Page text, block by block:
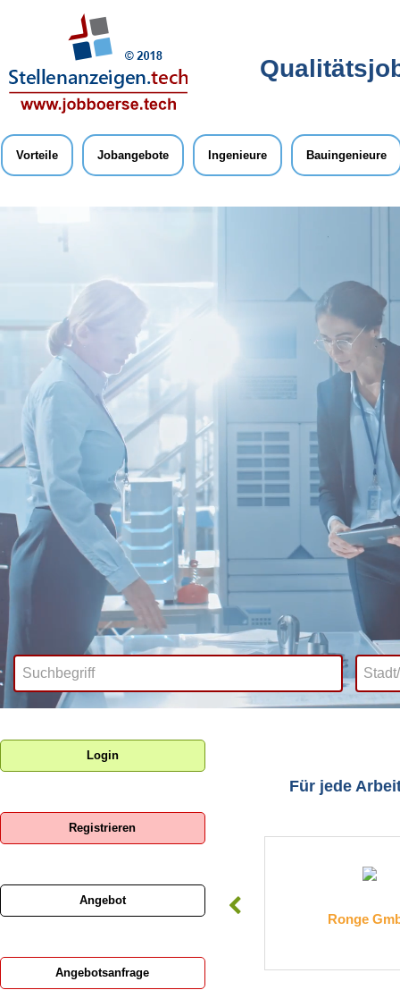
Vorteile Jobangebote Ingenieure Bauingenieure
Für jede
Brauburger
Login
Registrieren
Angebot
Angebotsanfrage